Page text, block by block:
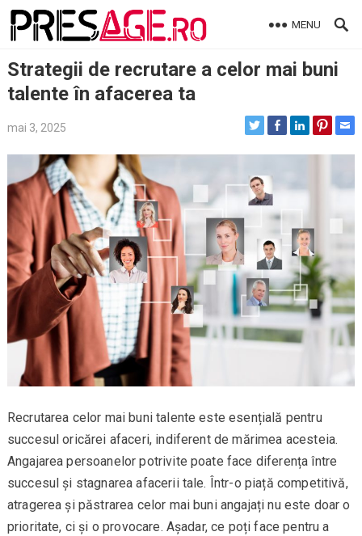
Skip
MENU
Strategii de recrutare a celor mai buni
talente în afacerea ta
mai 3, 2025
Recrutarea celor mai buni talente este esențială pentru
succesul oricărei afaceri, indiferent de mărimea acesteia.
Angajarea persoanelor potrivite poate face diferența între
succesul și stagnarea afacerii tale. Într-o piață competitivă,
atragerea și păstrarea celor mai buni angajați nu este doar o
prioritate, ci și o provocare. Așadar, ce poți face pentru a